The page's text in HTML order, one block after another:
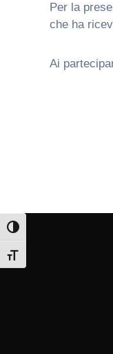
Per la
che ha
Ai
Attiva/disattiva alto
Attiva/disattiva